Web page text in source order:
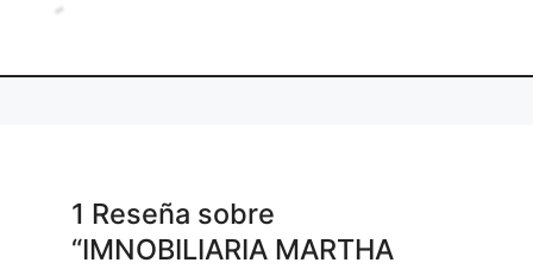
1 Reseña sobre
“IMNOBILIARIA MARTHA